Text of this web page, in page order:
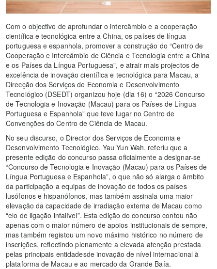
Com o objectivo de aprofundar o intercâmbio e a cooperação
científica e tecnológica entre a China, os países de língua
portuguesa e espanhola, promover a construção do “Centro de
Cooperação e Intercâmbio de Ciência e Tecnologia entre a China
e os Países da Língua Portuguesa”, e atrair mais projectos de
excelência de inovação científica e tecnológica para Macau, a
Direcção dos Serviços de Economia e Desenvolvimento
Tecnológico (DSEDT) organizou hoje (dia 16) o “2026 Concurso
de Tecnologia e Inovação (Macau) para os Países de Língua
Portuguesa e Espanhola” que teve lugar no Centro de
Convenções do Centro de Ciência de Macau.
No seu discurso, o Director dos Serviços de Economia e
Desenvolvimento Tecnológico, Yau Yun Wah, referiu que a
presente edição do concurso passa oficialmente a designar-se
“Concurso de Tecnologia e Inovação (Macau) para os Países de
Língua Portuguesa e Espanhola”, o que não só alarga o âmbito
da participação a equipas de inovação de todos os países
lusófonos e hispanófonos, mas também assinala uma maior
elevação da capacidade de irradiação externa de Macau como
“elo de ligação infalível”. Esta edição do concurso contou não
apenas com o maior número de apoios institucionais de sempre,
mas também registou um novo máximo histórico no número de
inscrições, reflectindo plenamente a elevada atenção prestada
pelas principais entidadesde inovação de nível internacional à
plataforma de Macau e ao mercado da Grande Baía.